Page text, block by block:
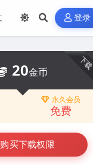
登录
下载
20金币
永久会员
免费
购买下载权限